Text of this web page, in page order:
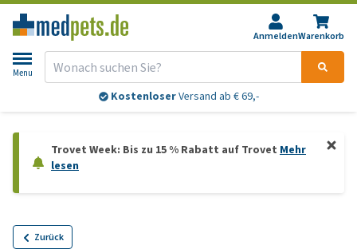
AnmeldenWarenkorb
Menu
KostenloserVersand ab € 69,-
Trovet Week: Bis zu 15 % Rabatt auf Trovet Mehr
lesen
Zurück